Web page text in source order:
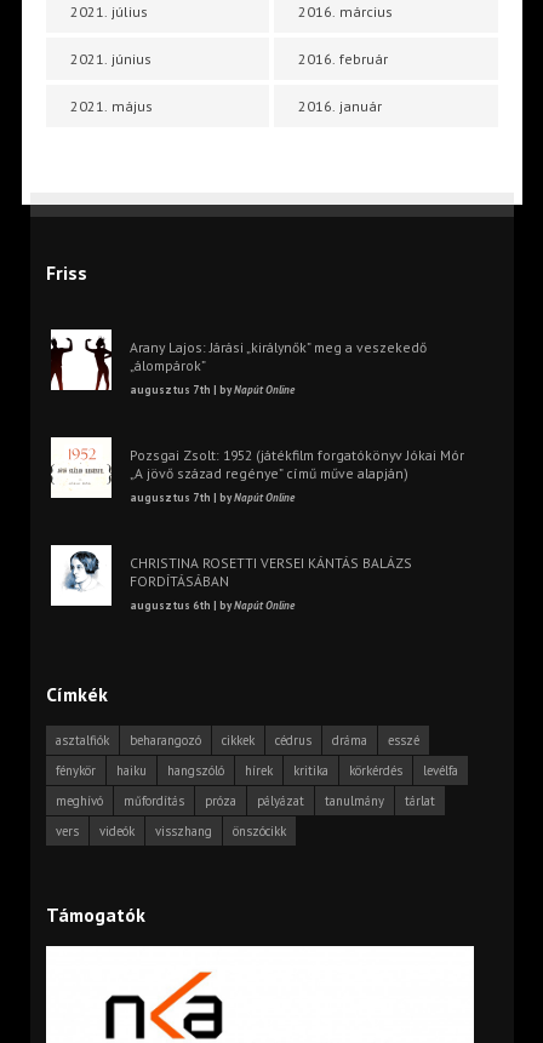
2021. július
2021. június
2021. május
2016. március
2016. február
2016. január
Friss
Arany Lajos: Járási „királynők” meg a veszekedő
„álompárok”
augusztus 7th | byNapút Online
Pozsgai Zsolt: 1952 (játékfilm forgatókönyv Jókai Mór
„A jövő század regénye” című műve alapján)
augusztus 7th | byNapút Online
CHRISTINA ROSETTI VERSEI KÁNTÁS BALÁZS
FORDÍTÁSÁBAN
augusztus 6th | byNapút Online
Címkék
asztalfiók beharangozó cikkek cédrus dráma
esszé
fénykör
haiku hangszóló hírek kritika körkérdés
levélfa
meghívó
műfordítás próza pályázat tanulmány
tárlat
vers
videók visszhang önszócikk
Támogatók